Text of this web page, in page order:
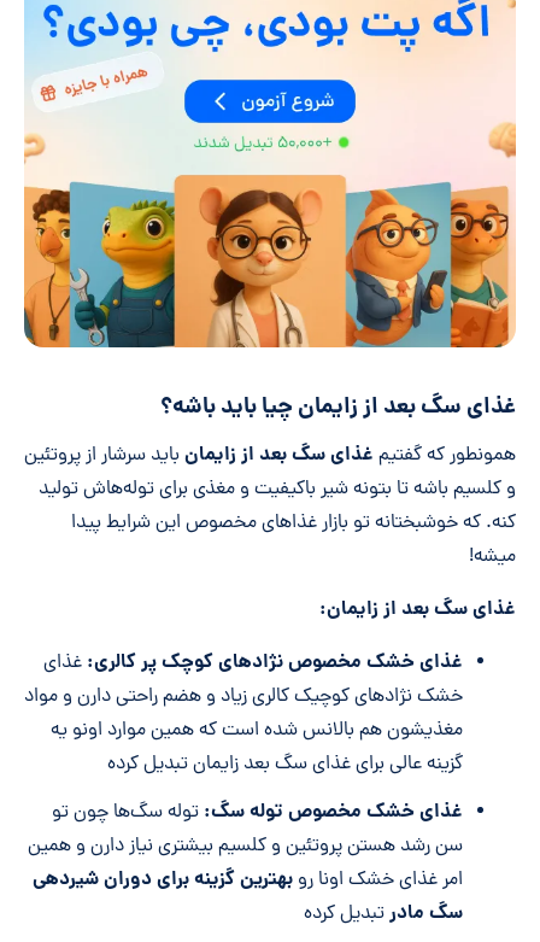
غذای سگ بعد از زایمان چیا باید باشه؟
همونطور که گفتیم غذای سگ بعد از زایمان باید سرشار از پروتئین
و کلسیم باشه تا بتونه شیر باکیفیت و مغذی برای توله‌هاش تولید
کنه. که خوشبختانه تو بازار غذا‌های مخصوص این شرایط پیدا
میشه!
غذای سگ بعد از زایمان:
غذای خشک مخصوص نژاد‌های کوچک پر کالری: غذای
خشک نژاد‌های کوچیک کالری زیاد و هضم راحتی دارن و مواد
مغذیشون هم بالانس شده است که همین موارد اونو یه
گزینه عالی برای غذای سگ بعد زایمان تبدیل کرده
غذای خشک مخصوص توله سگ: توله سگ‌ها چون تو
سن رشد هستن پروتئین و کلسیم بیشتری نیاز دارن و همین
امر غذای خشک اونا رو بهترین گزینه برای دوران شیردهی
سگ مادرتبدیل کرده